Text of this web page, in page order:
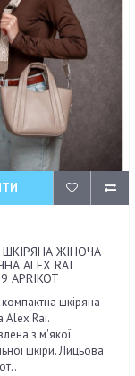
ЖІНОЧА
ALEX RAI
APRIKOT
шкіряна
Alex Rai.
з м'якої
шкіри. Лицьова